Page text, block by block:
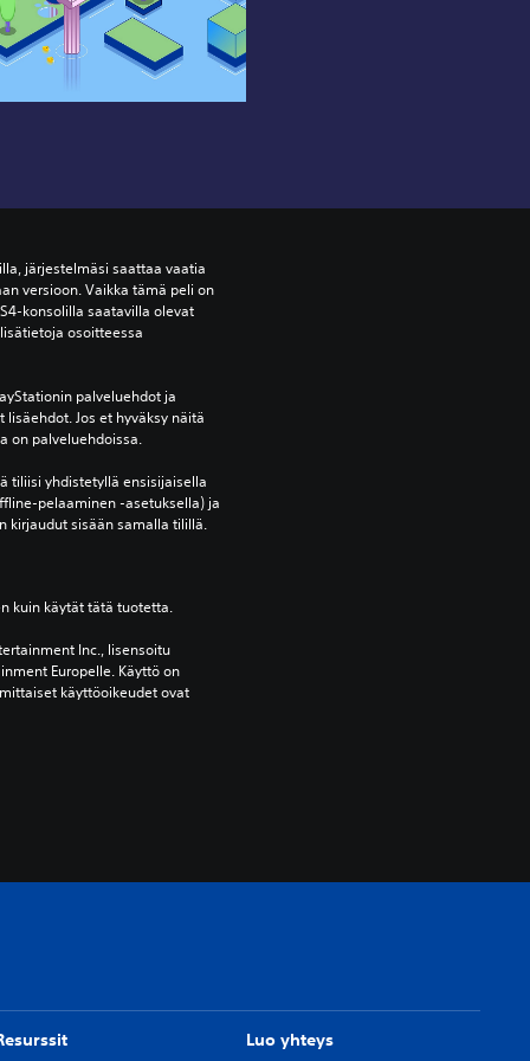
järjestelmäsi saattaa vaatia
versioon. Vaikka tämä peli on
konsolilla saatavilla olevat
osoitteessa
palveluehdot ja
Jos et hyväksy näitä
on palveluehdoissa.
tiliisi yhdistetyllä ensisijaisella
pelaaminen -asetuksella) ja
kirjaudut sisään samalla tilillä.
kuin käytät tätä tuotetta.
Inc., lisensoitu
Europelle. Käyttö on
käyttöoikeudet ovat
Luo yhteys